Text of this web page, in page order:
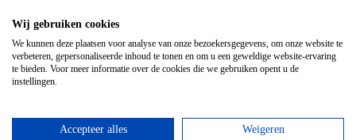
Wij gebruiken cookies
We kunnen deze plaatsen voor analyse van onze bezoekersgegevens, om onze website te
verbeteren, gepersonaliseerde inhoud te tonen en om u een geweldige website-ervaring
te bieden. Voor meer informatie over de cookies die we gebruiken opent u de
instellingen.
Accepteer alles Weigeren